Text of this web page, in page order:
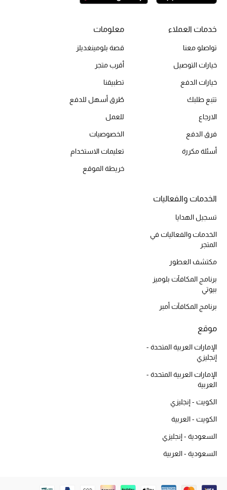
خدمات العملاء
تواصلو معنا
خيارات التوصيل
خيارات الدفع
تتبع طلبك
الارجاع
فرق الدفع
أسئلة مكررة
معلومات
قصة بلومينغديلز
أقرب متجر
تطبيقنا
طُرق أسهل للدفع
للعمل
الخصوصيات
تعليمات الاستخدام
خريطة الموقع
الخدمات والفعاليات
تسجيل الهدايا
الخدمات والفعاليات في
المتجر
مكتشف العطور
برنامج المكافآت بلوميز
بيوتي
برنامج المكافآت أمبر
موقع
الإمارات العربية المتحدة -
إنجليزي
الإمارات العربية المتحدة -
العربية
الكويت - إنجليزي
الكويت - العربية
السعودية - إنجليزي
السعودية - العربية